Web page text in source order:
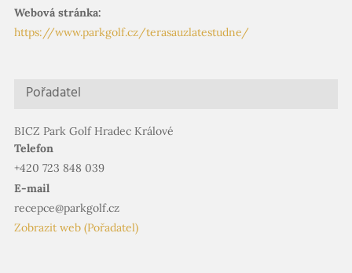
Webová stránka:
https://www.parkgolf.cz/terasauzlatestudne/
Pořadatel
BICZ Park Golf Hradec Králové
Telefon
+420 723 848 039
E-mail
recepce@parkgolf.cz
Zobrazit web (Pořadatel)